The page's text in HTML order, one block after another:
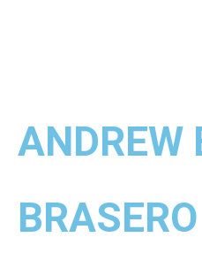
ANDREW
BRASERO